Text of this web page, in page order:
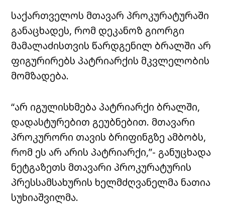
საქართველოს მთავარ პროკურატურაში
განაცხადეს, რომ დეკანოზ გიორგი
მამალაძისთვის წარდგენილ ბრალში არ
ფიგურირებს პატრიარქის მკვლელობის
მომზადება.
“არ იგულისხმება პატრიარქი ბრალში,
დადასტურებით გეუბნებით. მთავარი
პროკურორი თავის ბრიფინგზე ამბობს,
რომ ეს არ არის პატრიარქი,”- განუცხადა
ნეტგაზეთს მთავარი პროკურატურის
პრესსამსახურის ხელმძღვანელმა ნათია
სუხიაშვილმა.